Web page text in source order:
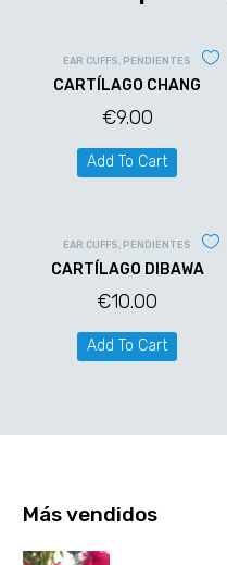
EAR CUFFS, PENDIENTES
CARTÍLAGO CHANG
€9.00
Add To Cart
EAR CUFFS, PENDIENTES
CARTÍLAGO DIBAWA
€10.00
Add To Cart
Más vendidos